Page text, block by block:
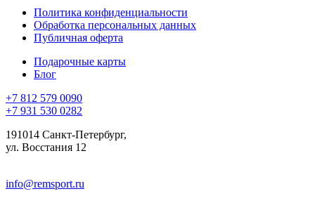
Политика конфиденциальности
Обработка персональных данных
Публичная оферта
Подарочные карты
Блог
+7 812 579 0090
+7 931 530 0282
191014 Санкт-Петербург,
ул. Восстания 12
info@remsport.ru